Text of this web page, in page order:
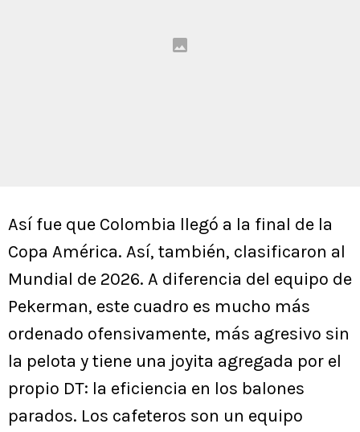
Así fue que Colombia llegó a la final de la
Copa América. Así, también, clasificaron al
Mundial de 2026. A diferencia del equipo de
Pekerman, este cuadro es mucho más
ordenado ofensivamente, más agresivo sin
la pelota y tiene una joyita agregada por el
propio DT: la eficiencia en los balones
parados. Los cafeteros son un equipo